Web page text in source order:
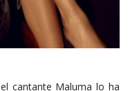
cantante Maluma lo ha